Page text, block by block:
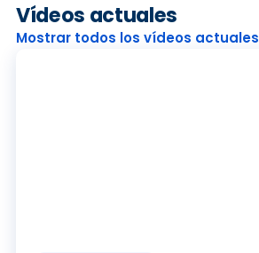
Vídeos actuales
Mostrar todos los vídeos actuales